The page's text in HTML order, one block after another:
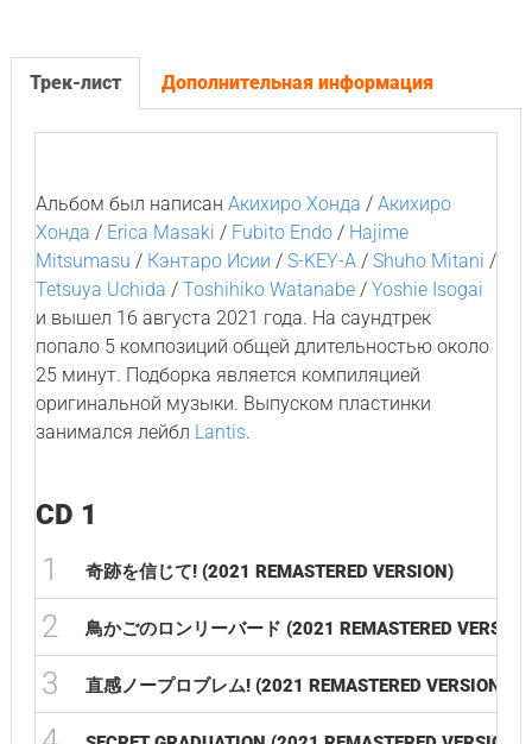
Трек-лист Дополнительная информация
Альбом был написан Акихиро Хонда / Акихиро
Хонда / Erica Masaki / Fubito Endo/ Hajime
Mitsumasu / Кэнтаро Исии / S-KEY-A/ Shuho Mitani /
Tetsuya Uchida / Toshihiko Watanabe/ Yoshie Isogai
и вышел 16 августа 2021 года. На саундтрек
попало 5 композиций общей длительностью около
25 минут. Подборка является компиляцией
оригинальной музыки. Выпуском пластинки
занимался лейбл Lantis.
CD 1
1 奇跡を信じて! (2021 REMASTERED VERSION)
2 鳥かごのロンリーバード (2021 REMASTERED
3 直感ノープロブレム! (2021 REMASTERED VERSION)